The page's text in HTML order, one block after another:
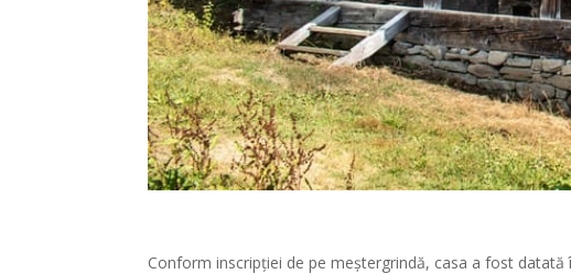
Conform inscripției de pe meștergrindă, casa a fost